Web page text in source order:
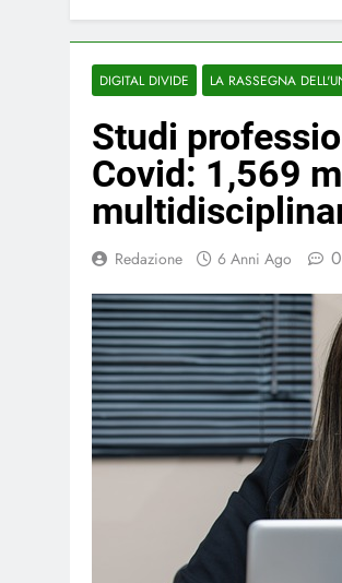
DIGITAL DIVIDE LA RASSEGNA
Studi
Covid: 1,569
Redazione 6 Anni Ago 0